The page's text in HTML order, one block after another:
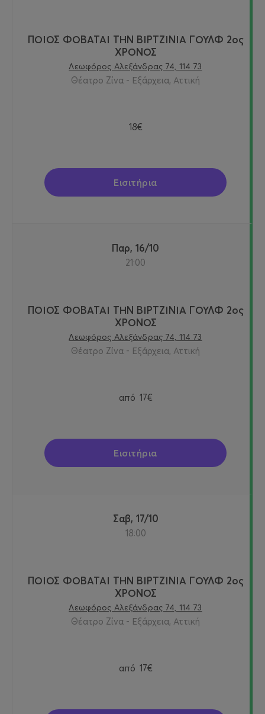
ΠΟΙΟΣ ΦΟΒΑΤΑΙ ΤΗΝ ΒΙΡΤΖΙΝΙΑ ΓΟΥΛΦ 2ος
ΧΡΟΝΟΣ
Λεωφόρος Αλεξάνδρας 74, 114 73
Θέατρο Ζίνα - Εξάρχεια, Αττική
18€
Εισιτήρια
Παρ, 16/10
21:00
ΠΟΙΟΣ ΦΟΒΑΤΑΙ ΤΗΝ ΒΙΡΤΖΙΝΙΑ ΓΟΥΛΦ 2ος
ΧΡΟΝΟΣ
Λεωφόρος Αλεξάνδρας 74, 114 73
Θέατρο Ζίνα - Εξάρχεια, Αττική
από 17€
Εισιτήρια
Σαβ, 17/10
18:00
ΠΟΙΟΣ ΦΟΒΑΤΑΙ ΤΗΝ ΒΙΡΤΖΙΝΙΑ ΓΟΥΛΦ 2ος
ΧΡΟΝΟΣ
Λεωφόρος Αλεξάνδρας 74, 114 73
Θέατρο Ζίνα - Εξάρχεια, Αττική
από 17€